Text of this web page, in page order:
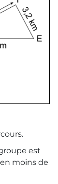
est
moins de